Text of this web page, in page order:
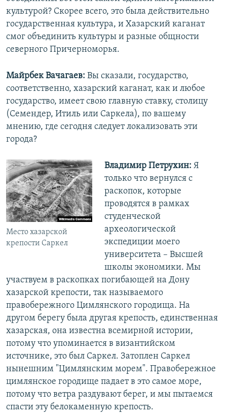
культурой? Скорее всего, это была действительно
государственная культура, и Хазарский каганат
смог объединить культуры и разные общности
северного Причерноморья.
Майрбек Вачагаев: Вы сказали, государство,
соответственно, хазарский каганат, как и любое
государство, имеет свою главную ставку, столицу
(Семендер, Итиль или Саркела), по вашему
мнению, где сегодня следует локализовать эти
города?
Место хазарской
крепости Саркел
Владимир Петрухин: Я
только что вернулся с
раскопок, которые
проводятся в рамках
студенческой
археологической
экспедиции моего
университета – Высшей
школы экономики. Мы
участвуем в раскопках погибающей на Дону
хазарской крепости, так называемого
правобережного Цимлянского городища. На
другом берегу была другая крепость, единственная
хазарская, она известна всемирной истории,
потому что упоминается в византийском
источнике, это был Саркел. Затоплен Саркел
нынешним "Цимлянским морем". Правобережное
цимлянское городище падает в это самое море,
потому что ветра раздувают берег, и мы пытаемся
спасти эту белокаменную крепость.